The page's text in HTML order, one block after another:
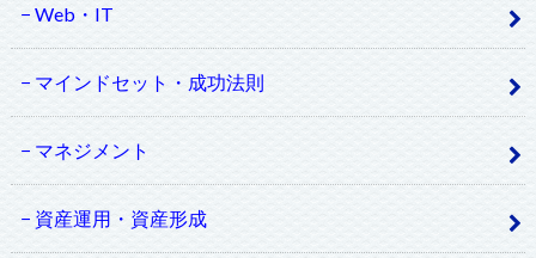
Web・IT
マインドセット・成功法則
マネジメント
資産運用・資産形成